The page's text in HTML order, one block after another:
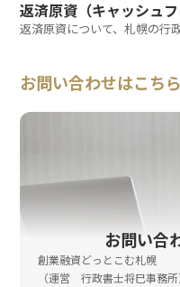
返済原資（キャッシュ
返済原資について、札幌の行
お問い合わせはこちら
お問い合
創業融資どっとこむ札幌
（運営 行政書士将巳事務所